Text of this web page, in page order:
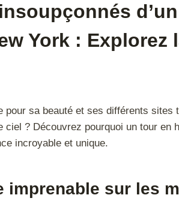
York : Explorez
pour sa beauté et ses différents
ciel ? Découvrez pourquoi un tour en
incroyable et unique.
imprenable sur les